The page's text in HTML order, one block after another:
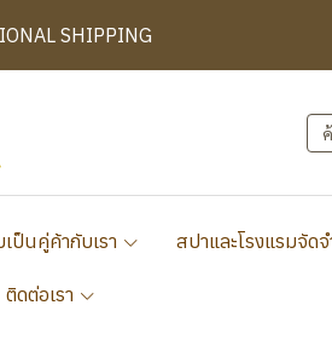
SHIPPING
เป็นคู่ค้ากับเรา สปาและโรงแรมจัด
ติดต่อเรา